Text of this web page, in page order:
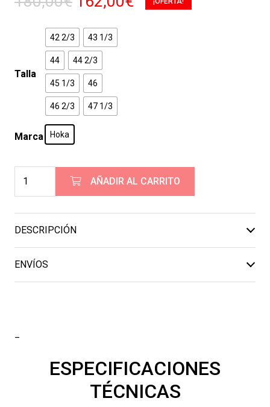
original
era:
180,00€.
Talla
42 2/3 43 1/3
44 44 2/3
45 1/3 46
46 2/3 47 1/3
Marca Hoka
Blue
AÑADIR AL CARRITO
DESCRIPCIÓN
ENVÍOS
ESPECIFICACIONES
TÉCNICAS